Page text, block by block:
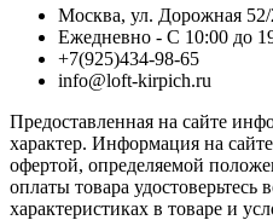
Москва, ул. Дорожная 52/
Ежедневно - С 10:00 до
+7(925)434-98-65
info@loft-kirpich.ru
Предоставленная на сайте
характер. Информация на
офертой, определяемой
оплаты товара удостоверьтесь
характеристиках в товаре и